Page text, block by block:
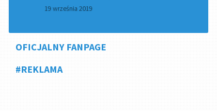
19 września 2019
OFICJALNY FANPAGE
#REKLAMA